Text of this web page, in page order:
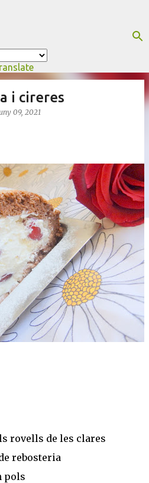
i cireres
09, 2021
rovells de les clares
rebosteria
pols